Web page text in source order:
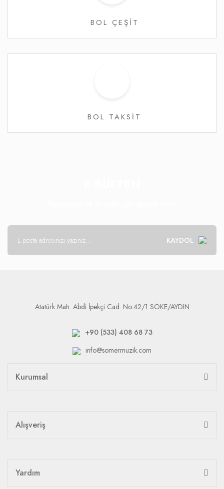
BOL ÇEŞİT
BOL TAKSİT
KAYDOL
Atatürk Mah. Abdi İpekçi Cad. No:42/1 SÖKE/AYDIN
+90 (533) 408 68 73
info@somermuzik.com
Kurumsal
Alışveriş
Yardım